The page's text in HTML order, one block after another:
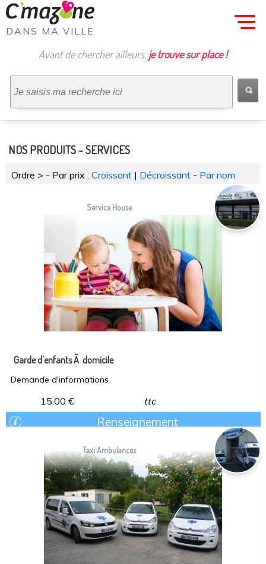
Avant de chercher ailleurs, je trouve sur place !
MENU
Nos PRODUITS
Nos OFFRES
Nos COMMERCES
Nos PRODUITS
Habillement
Bien-Ãªtre
Maison & DÃ©co
Loisirs
Papeterie
Alimentation
Artisans
Producteurs
Services
DANS MA VILLE
NOS PRODUITS - SERVICES
Ordre > - Par prix :Croissant | Décroissant - Par nom
Service House
Garde d'enfants Ã domicile
Demande d'informations
15.00 € ttc
Renseignement
Taxi Ambulances